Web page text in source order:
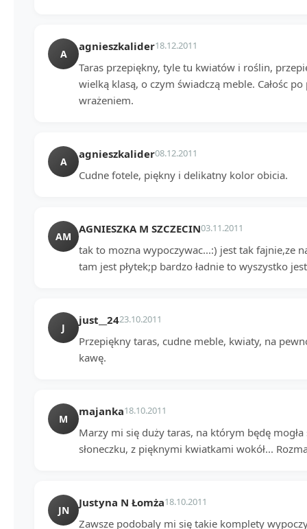
A
agnieszkalider18.12.2011
Taras przepiękny, tyle tu kwiatów i roślin,
wielką klasą, o czym świadczą meble. Całośc
wrażeniem.
A
agnieszkalider08.12.2011
Cudne fotele, piękny i delikatny kolor obicia.
AM
AGNIESZKA M SZCZECIN03.11.2011
tak to mozna wypoczywac...:) jest tak fajnie,ze
tam jest płytek;p bardzo ładnie to wyszystko
J
just__2423.10.2011
Przepiękny taras, cudne meble, kwiaty, na
kawę.
M
majanka18.10.2011
Marzy mi się duży taras, na którym będę
słoneczku, z pięknymi kwiatkami wokół...
JN
Justyna N Łomża18.10.2011
Zawsze podobaly mi się takie komplety